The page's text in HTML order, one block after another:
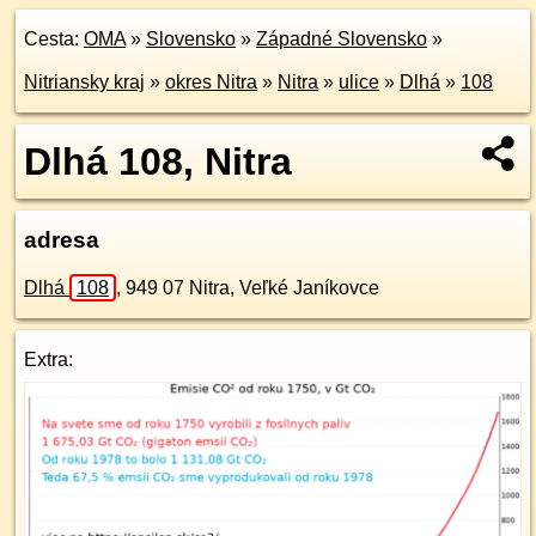
Cesta: OMA» Slovensko » Západné Slovensko »
Nitriansky kraj » okres Nitra » Nitra » ulice » Dlhá » 108
Dlhá 108, Nitra
adresa
Dlhá 108 , 949 07 Nitra, Veľké Janíkovce
Extra: